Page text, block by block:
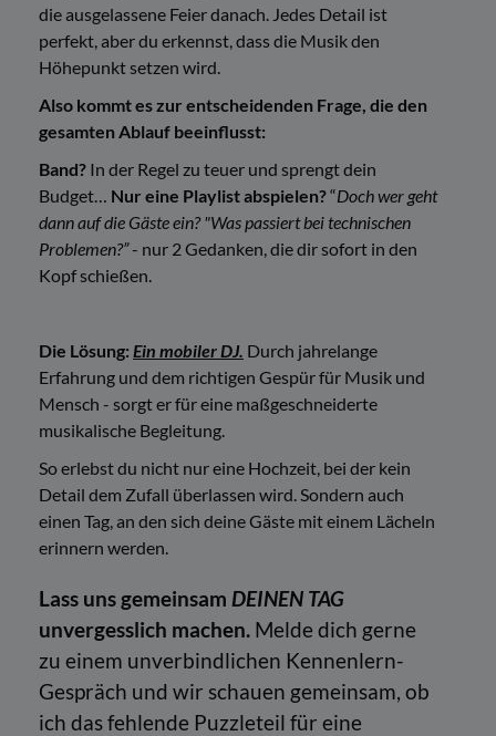
die ausgelassene Feier danach. Jedes Detail ist
perfekt, aber du erkennst, dass die Musik den
Höhepunkt setzen wird.
Also kommt es zur entscheidenden Frage, die den
gesamten Ablauf beeinflusst:
Band? In der Regel zu teuer und sprengt dein
Budget… Nur eine Playlist abspielen?“Doch wer geht
dann auf die Gäste ein? "Was passiert bei technischen
Problemen?”- nur 2 Gedanken, die dir sofort in den
Kopf schießen.
Die Lösung: Ein mobiler DJ. Durch jahrelange
Erfahrung und dem richtigen Gespür für Musik und
Mensch - sorgt er für eine maßgeschneiderte
musikalische Begleitung.
So erlebst du nicht nur eine Hochzeit, bei der kein
Detail dem Zufall überlassen wird. Sondern auch
einen Tag, an den sich deine Gäste mit einem Lächeln
erinnern werden.
Lass uns gemeinsam DEINEN TAG
unvergesslich machen. Melde dich gerne
zu einem unverbindlichen Kennenlern-
Gespräch und wir schauen gemeinsam, ob
ich das fehlende Puzzleteil für eine